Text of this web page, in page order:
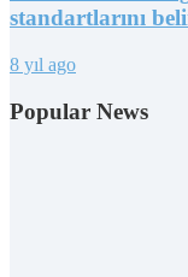
standartlarını
8 yıl ago
Popular News